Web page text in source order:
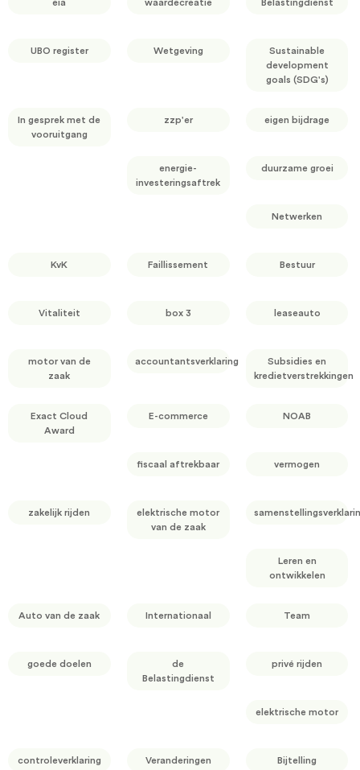
eia waardecreatie Belastingdienst
UBO register Wetgeving
Sustainable
development
goals (SDG's)
In gesprek met de
vooruitgang
zzp'er eigen bijdrage
energie-
investeringsaftrek
duurzame groei
Netwerken
KvK Faillissement Bestuur
Vitaliteit box 3 leaseauto
motor van de
zaak
accountantsverklaring
Subsidies en
kredietverstrekkingen
Exact Cloud
Award
E-commerce NOAB
fiscaal aftrekbaar vermogen
zakelijk rijden
elektrische motor
van de zaak
Leren en
ontwikkelen
Auto van de zaak Internationaal Team
goede doelen
de
Belastingdienst
privé rijden
elektrische motor
controleverklaring Veranderingen Bijtelling